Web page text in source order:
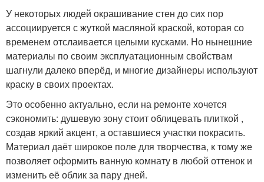
У некоторых людей окрашивание стен до сих пор
ассоциируется с жуткой масляной краской, которая со
временем отслаивается целыми кусками. Но нынешние
материалы по своим эксплуатационным свойствам
шагнули далеко вперёд, и многие дизайнеры используют
краску в своих проектах.
Это особенно актуально, если на ремонте хочется
сэкономить: душевую зону стоит облицевать плиткой ,
создав яркий акцент, а оставшиеся участки покрасить.
Материал даёт широкое поле для творчества, к тому же
позволяет оформить ванную комнату в любой оттенок и
изменить её облик за пару дней.